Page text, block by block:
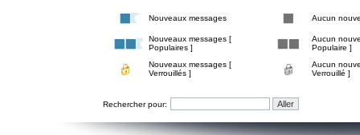
Nouveaux messages Aucun
Nouveaux messages [
Populaires ]
Aucun
Populaire ]
Nouveaux messages [
Verrouillés ]
Aucun
Verrouillé ]
Rechercher pour: